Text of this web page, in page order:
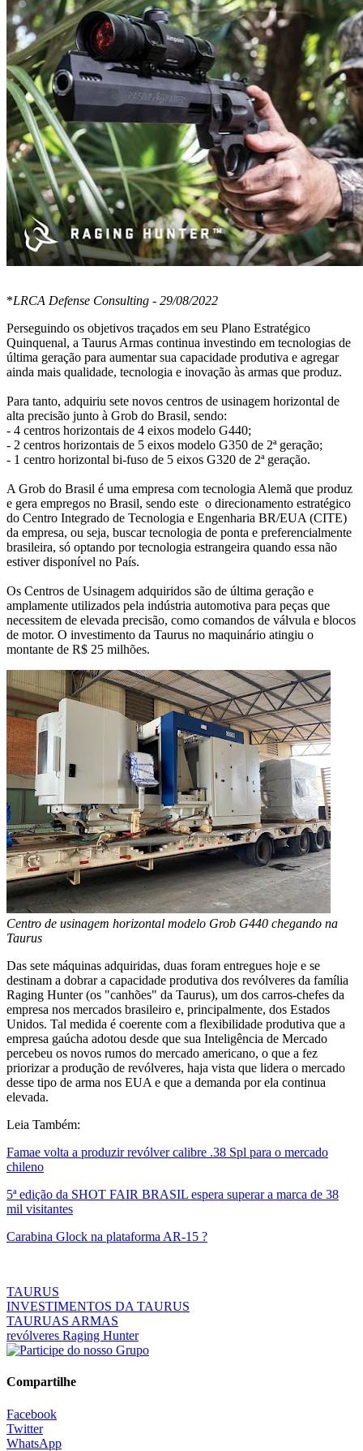
*LRCA Defense Consulting - 29/08/2022
Perseguindo os objetivos traçados em seu Plano Estratégico
Quinquenal, a Taurus Armas continua investindo em tecnologias de
última geração para aumentar sua capacidade produtiva e agregar
ainda mais qualidade, tecnologia e inovação às armas que produz.
Para tanto, adquiriu sete novos centros de usinagem horizontal de
alta precisão junto à Grob do Brasil, sendo:
- 4 centros horizontais de 4 eixos modelo G440;
- 2 centros horizontais de 5 eixos modelo G350 de 2ª geração;
- 1 centro horizontal bi-fuso de 5 eixos G320 de 2ª geração.
A Grob do Brasil é uma empresa com tecnologia Alemã que produz
e gera empregos no Brasil, sendo este o direcionamento estratégico
do Centro Integrado de Tecnologia e Engenharia BR/EUA (CITE)
da empresa, ou seja, buscar tecnologia de ponta e preferencialmente
brasileira, só optando por tecnologia estrangeira quando essa não
estiver disponível no País.
Os Centros de Usinagem adquiridos são de última geração e
amplamente utilizados pela indústria automotiva para peças que
necessitem de elevada precisão, como comandos de válvula e blocos
de motor. O investimento da Taurus no maquinário atingiu o
montante de R$ 25 milhões.
Centro de usinagem horizontal modelo Grob G440 chegando na
Taurus
Das sete máquinas adquiridas, duas foram entregues hoje e se
destinam a dobrar a capacidade produtiva dos revólveres da família
Raging Hunter (os "canhões" da Taurus), um dos carros-chefes da
empresa nos mercados brasileiro e, principalmente, dos Estados
Unidos. Tal medida é coerente com a flexibilidade produtiva que a
empresa gaúcha adotou desde que sua Inteligência de Mercado
percebeu os novos rumos do mercado americano, o que a fez
priorizar a produção de revólveres, haja vista que lidera o mercado
desse tipo de arma nos EUA e que a demanda por ela continua
elevada.
Leia Também:
Famae volta a produzir revólver calibre .38 Spl para o mercado
chileno
5ª edição da SHOT FAIR BRASIL espera superar a marca de 38
mil visitantes
Carabina Glock na plataforma AR-15 ?
TAURUS
INVESTIMENTOS DA TAURUS
TAURUAS ARMAS
revólveres Raging Hunter
Compartilhe
Facebook
Twitter
WhatsApp